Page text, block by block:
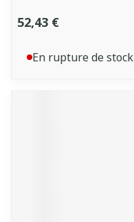
52,43 €
En rupture de stock